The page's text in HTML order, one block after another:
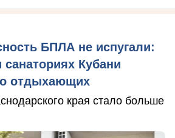
БПЛА не испугали:
санаториях Кубани
отдыхающих
края стало больше